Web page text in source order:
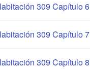
309 Capítulo 6
309 Capítulo 7
309 Capítulo 8